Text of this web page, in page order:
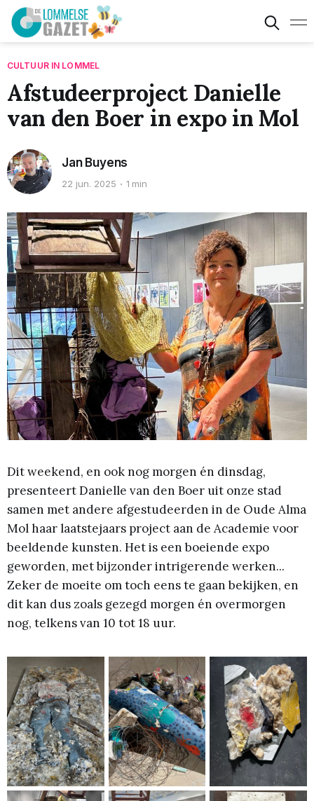
CULTUUR IN LOMMEL
Afstudeerproject Danielle
van den Boer in expo in Mol
Jan Buyens
22 jun. 2025 1 min
Dit weekend, en ook nog morgen én dinsdag,
presenteert Danielle van den Boer uit onze stad
samen met andere afgestudeerden in de Oude Alma
Mol haar laatstejaars project aan de Academie voor
beeldende kunsten. Het is een boeiende expo
geworden, met bijzonder intrigerende werken...
Zeker de moeite om toch eens te gaan bekijken, en
dit kan dus zoals gezegd morgen én overmorgen
nog, telkens van 10 tot 18 uur.